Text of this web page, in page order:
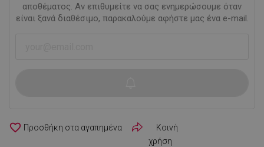
αποθέματος. Αν επιθυμείτε να σας ενημερώσουμε όταν
είναι ξανά διαθέσιμο, παρακαλούμε αφήστε μας ένα e-mail.
favorite_border
Κοινή
χρήση